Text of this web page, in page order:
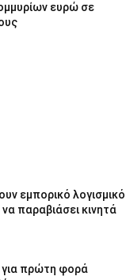
ευρώ σε
εμπορικό λογισμικό
παραβιάσει κινητά
για πρώτη φορά